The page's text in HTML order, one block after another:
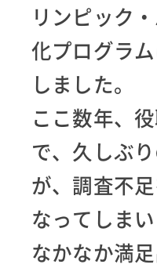
リンピック
化プログラ
しました。
ここ数年、
で、久しぶ
が、調査不
なってしまい
なかなか満